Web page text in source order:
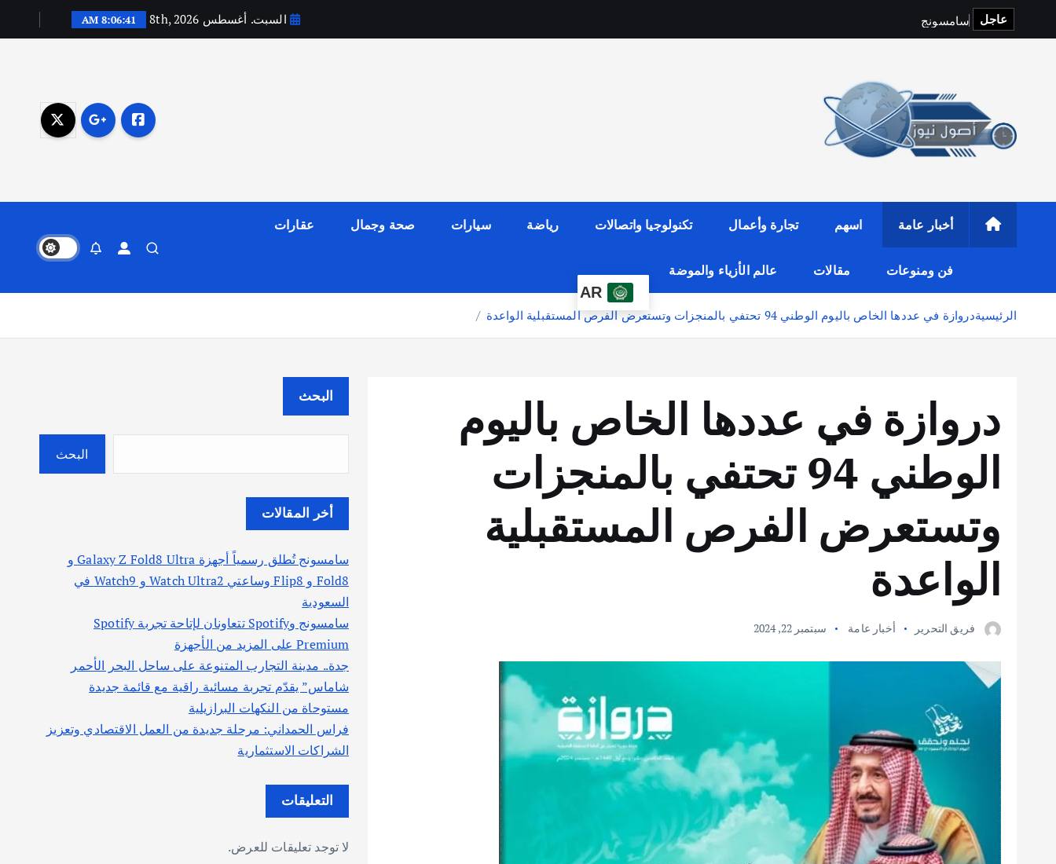
ى
عاجل سامسونج السبت. أغسطس 8th, 2026 8:06:42 AM
أخبار عامة اسهم تجارة وأعمال تكنولوجيا واتصالات رياضة سيارات صحة وجمال عقارات
فن ومنوعات مقالات
عالم الأزياء والموضة
AR
الرئيسيةدروازة في عددها الخاص باليوم الوطني 94 تحتفي بالمنجزات وتستعرض الفرص المستقبلية الواعدة
دروازة في عددها الخاص باليوم
الوطني 94 تحتفي بالمنجزات
وتستعرض الفرص المستقبلية
الواعدة
فريق التحرير أخبار عامة سبتمبر 22, 2024
البحث
البحث
أخر المقالات
سامسونج تُطلق رسمياً أجهزة Galaxy Z Fold8 Ultra و
Fold8 و Flip8 وساعتي Watch Ultra2 و Watch9 في
السعودية
سامسونج وSpotify تتعاونان لإتاحة تجربة Spotify
Premium على المزيد من الأجهزة
جدة.. مدينة التجارب المتنوعة على ساحل البحر الأحمر
شاماس” يقدّم تجربة مسائية راقية مع قائمة جديدة
مستوحاة من النكهات البرازيلية
فراس الحمداني: مرحلة جديدة من العمل الاقتصادي وتعزيز
الشراكات الاستثمارية
التعليقات
لا توجد تعليقات للعرض.